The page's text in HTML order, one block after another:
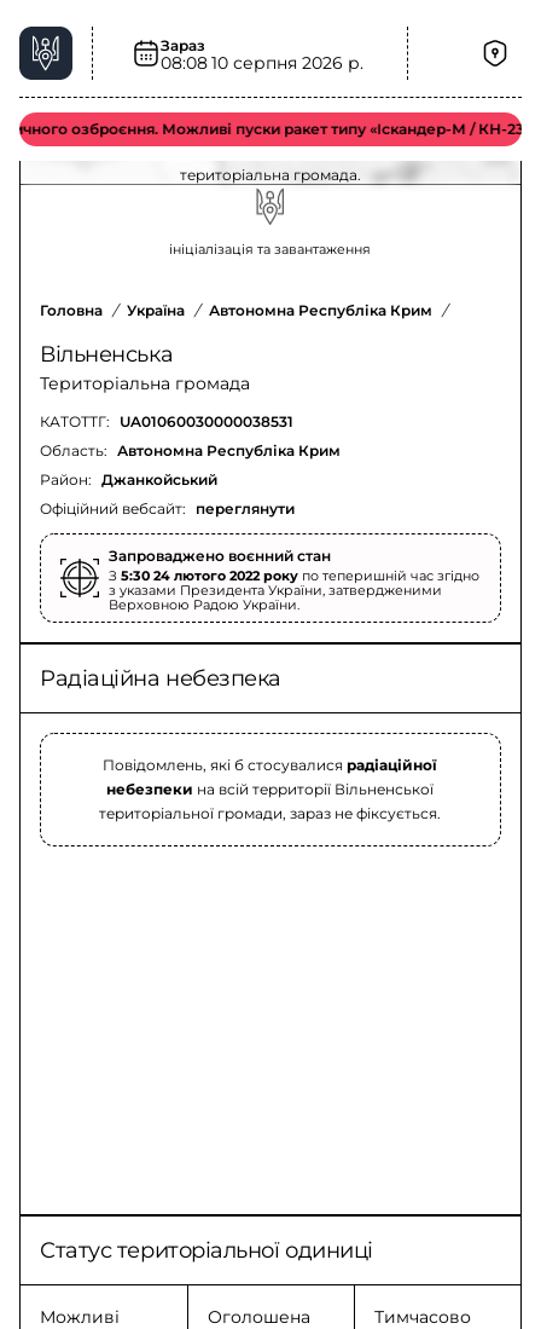
Зараз
08:0810 серпня 2026 р.
озброєння. Можливі пуски ракет типу «Іскандер-М / КН-23 / С-
Радіаційна небезпека у Вільненська
територіальна громада – актуальна ситуація
Оновлення щодо радіаційної небезпеки у Вільненська
територіальна громада.
ініціалізація та завантаження
Головна / Україна / Автономна Республіка Крим /
Вільненська
Територіальна громада
КАТОТТГ: UA01060030000038531
Офіційний вебсайт: переглянути
Область: Автономна Республіка Крим
Район: Джанкойський
Запроваджено воєнний стан
З 5:30 24 лютого 2022 року по теперишній час згідно
з указами Президента України, затвердженими
Верховною Радою України.
Радіаційна небезпека
Повідомлень, які б стосувалисярадіаційної
небезпеки на всій территорії Вільненської
територіальної громади, зараз не фіксується.
Статус територіальної одиниці
Можливі
Оголошена
Тимчасово